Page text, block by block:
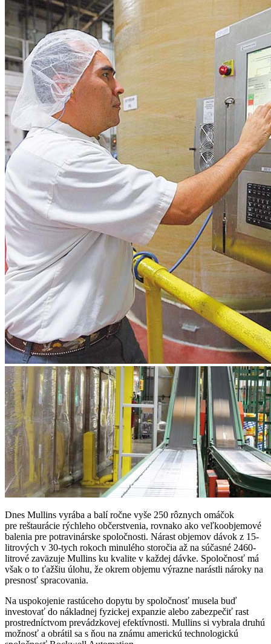
Dnes Mullins vyrába a balí ročne vyše 250 rôznych omáčok
pre reštaurácie rýchleho občerstvenia, rovnako ako veľkoobjemové
balenia pre potravinárske spoločnosti. Nárast objemov dávok z 15-
litrových v 30-tych rokoch minulého storočia až na súčasné 2460-
litrové zaväzuje Mullins ku kvalite v každej dávke. Spoločnosť má
však o to ťažšiu úlohu, že okrem objemu výrazne narástli nároky na
presnosť spracovania.
Na uspokojenie rastúceho dopytu by spoločnosť musela buď
investovať do nákladnej fyzickej expanzie alebo zabezpečiť rast
prostredníctvom prevádzkovej efektívnosti. Mullins si vybrala druhú
možnosť a obrátil sa s ňou na známu americkú technologickú